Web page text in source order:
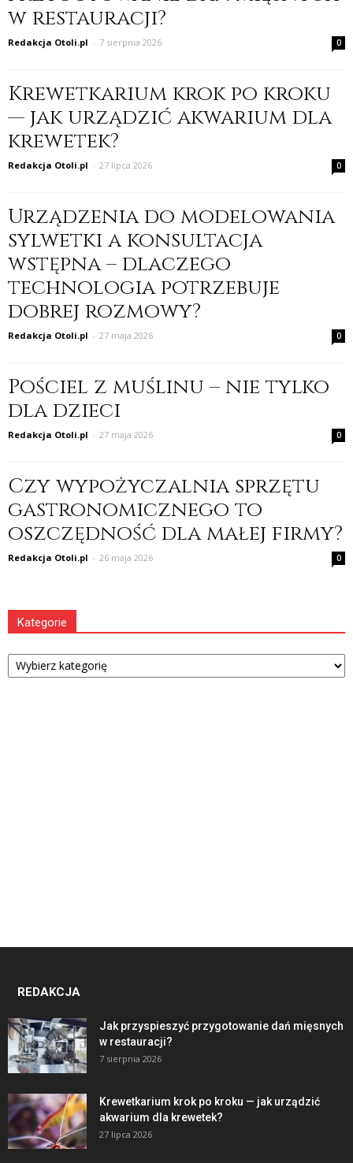
w restauracji?
Redakcja Otoli.pl - 7 sierpnia 2026 0
Krewetkarium krok po kroku
— jak urządzić akwarium dla
krewetek?
Redakcja Otoli.pl - 27 lipca 2026 0
Urządzenia do modelowania
sylwetki a konsultacja
wstępna – dlaczego
technologia potrzebuje
dobrej rozmowy?
Redakcja Otoli.pl - 27 maja 2026 0
Pościel z muślinu – nie tylko
dla dzieci
Redakcja Otoli.pl - 27 maja 2026 0
Czy wypożyczalnia sprzętu
gastronomicznego to
oszczędność dla małej firmy?
Redakcja Otoli.pl - 26 maja 2026 0
Kategorie
Kategorie
REDAKCJA
Jak przyspieszyć przygotowanie dań mięsnych
w restauracji?
7 sierpnia 2026
Krewetkarium krok po kroku — jak urządzić
akwarium dla krewetek?
27 lipca 2026